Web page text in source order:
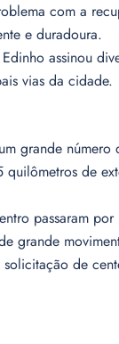
com a
e duradoura.
assinou
vias da cidade.
grande
de
passaram
grande
de